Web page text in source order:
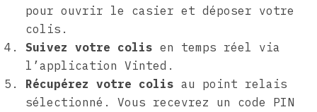
pour ouvrir le casier et déposer votre
colis.
Suivez votre colis en temps réel via
l’application Vinted.
Récupérez votre colis au point relais
sélectionné. Vous recevrez un code PIN